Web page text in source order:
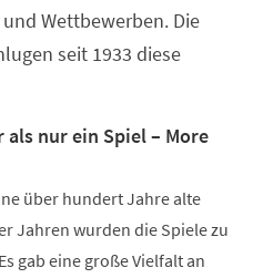
Wettbewerben. Die
seit 1933 diese
nur ein Spiel – More
über hundert Jahre alte
Jahren wurden die Spiele zu
gab eine große Vielfalt an